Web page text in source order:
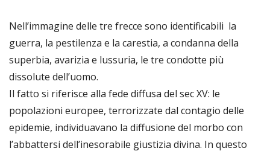
Nell’immagine delle tre frecce sono identificabili la
guerra, la pestilenza e la carestia, a condanna della
superbia, avarizia e lussuria, le tre condotte più
dissolute dell’uomo.
Il fatto si riferisce alla fede diffusa del sec XV: le
popolazioni europee, terrorizzate dal contagio delle
epidemie, individuavano la diffusione del morbo con
l’abbattersi dell’inesorabile giustizia divina. In questo